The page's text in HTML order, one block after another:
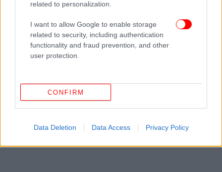
related to personalization.
I want to allow Google to enable storage
related to security, including authentication
functionality and fraud prevention, and other
user protection.
CONFIRM
Data Deletion Data Access Privacy Policy
Ορμούζ το πλωτό «παλάτι» Nord των 500 εκατ. δολαρίων